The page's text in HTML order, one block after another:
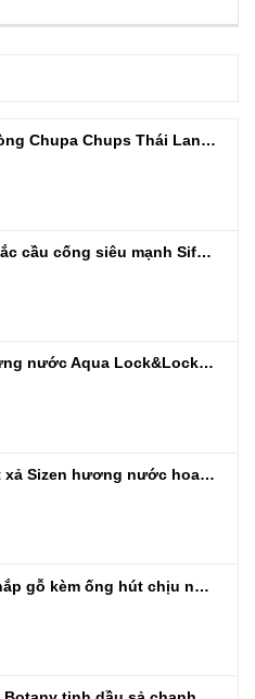
Sáp thơm phòng Chupa Chups Thái Lan 230g
Nước thông tắc cầu cống siêu mạnh Sifa 1.4kg
Bình nhựa đựng nước Aqua Lock&Lock 2.1L
Túi nước giặt xả Sizen hương nước hoa 500 ml
Ly thuỷ tinh nắp gỗ kèm ống hút chịu nhiệt 500ml